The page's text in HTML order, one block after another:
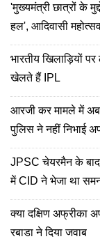
'मुख्यमंत्री छात्रों के
हल', आदिवासी
भारतीय खिलाड़ियों
खेलते हैं IPL
आरजी कर मामले में अब
पुलिस ने नहीं निभाई
JPSC चेयरमैन के बाद
में CID ने भेजा था
क्या दक्षिण अफ्रीका
रबाडा ने दिया जवाब